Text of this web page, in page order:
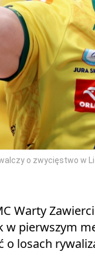
o zwycięstwo w
Warty
w pierwszym
o losach